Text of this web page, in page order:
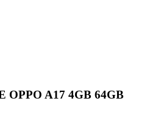
OPPO A17 4GB 64GB